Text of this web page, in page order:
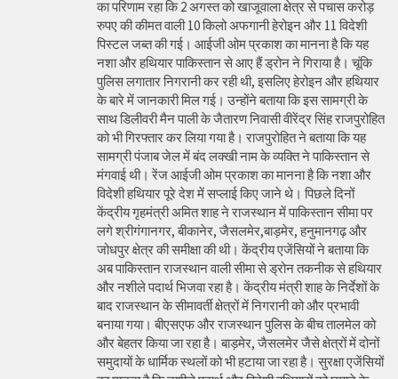
का परिणाम रहा कि 2 अगस्त को खाजूवाला क्षेत्र से पचास करोड़
रुपए की कीमत वाली 10 किलो अफगानी हेरोइन और 11 विदेशी
पिस्टल जब्त की गई। आईजी ओम प्रकाश का मानना है कि यह
नशा और हथियार पाकिस्तान से आए हैं ड्रोन ने गिराया है। चूंकि
पुलिस लगातार निगरानी कर रही थी, इसलिए हेरोइन और हथियार
के बारे में जानकारी मिल गई। उन्होंने बताया कि इस सामग्री के
साथ डिलीवरी मैन पाली के जैतारण निवासी वीरेंद्र सिंह राजपुरोहित
को भी गिरफ्तार कर लिया गया है। राजपुरोहित ने बताया कि यह
सामग्री पंजाब जेल में बंद लक्खी नाम के व्यक्ति ने पाकिस्तान से
मंगवाई थी। रेंज आईजी ओम प्रकाश का मानना है कि नशा और
विदेशी हथियार पूरे देश में सप्लाई किए जाने थे। पिछले दिनों
केंद्रीय गृहमंत्री अमित शाह ने राजस्थान में पाकिस्तान सीमा पर
लगे श्रीगंगानगर, बीकानेर, जैसलमेर,बाड़मेर, हनुमानगढ़ और
जोधपुर क्षेत्र की समीक्षा की थी। केंद्रीय एजेंसियों ने बताया कि
अब पाकिस्तान राजस्थान वाली सीमा से ड्रोन तकनीक से हथियार
और नशीले पदार्थ भिजवा रहा है। केंद्रीय मंत्री शाह के निर्देशों के
बाद राजस्थान के सीमावर्ती क्षेत्रों में निगरानी को और प्रभावी
बनाया गया। बीएसएफ और राजस्थान पुलिस के बीच तालमेल को
और बेहतर किया जा रहा है। बाड़मेर, जैसलमेर जैसे क्षेत्रों में दोनों
समुदायों के धार्मिक स्थलों को भी हटाया जा रहा है। सुरक्षा एजेंसियों